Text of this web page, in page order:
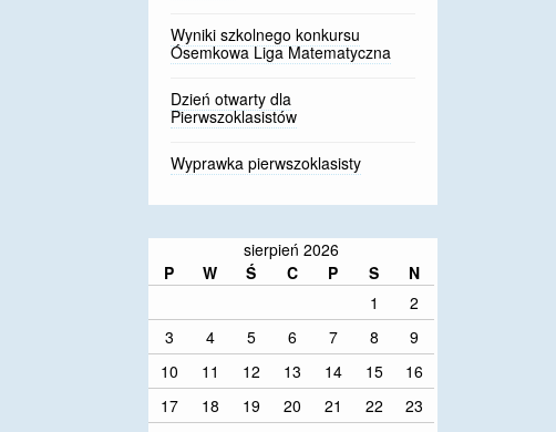
Wyniki szkolnego konkursu
Ósemkowa Liga Matematyczna
Dzień otwarty dla
Pierwszoklasistów
Wyprawka pierwszoklasisty
sierpień 2026
P
W Ś C P S
N
1
2
3
4 5 6 7 8
9
10
11 12 13 14 15
16
17
18 19 20 21 22
23